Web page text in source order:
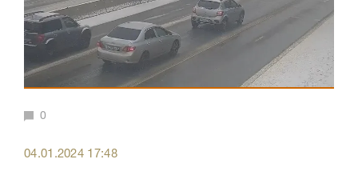
0
04.01.2024 17:48